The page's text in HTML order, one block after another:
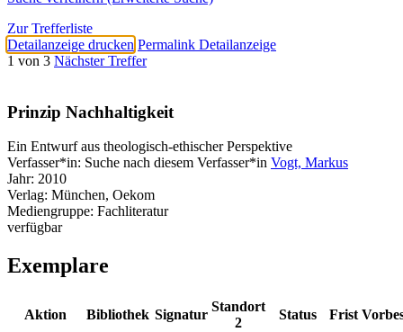
Zur Trefferliste
Detailanzeige drucken Permalink Detailanzeige
1 von 3 Nächster Treffer
Prinzip Nachhaltigkeit
Ein Entwurf aus theologisch-ethischer Perspektive
Verfasser*in: Suche nach diesem Verfasser*in Vogt, Markus
Jahr: 2010
Verlag: München, Oekom
Mediengruppe: Fachliteratur
verfügbar
Exemplare
Aktion Bibliothek Signatur
Standort
2
Status Frist